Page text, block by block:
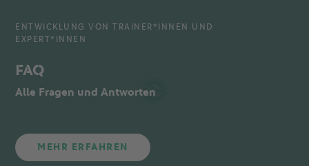
ENTWICKLUNG VON TRAINER*INNEN UND
EXPERT*INNEN
FAQ
Alle Fragen und Antworten
MEHR ERFAHREN